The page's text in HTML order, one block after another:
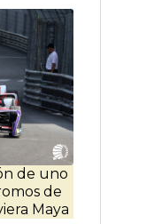
de uno
de
Maya